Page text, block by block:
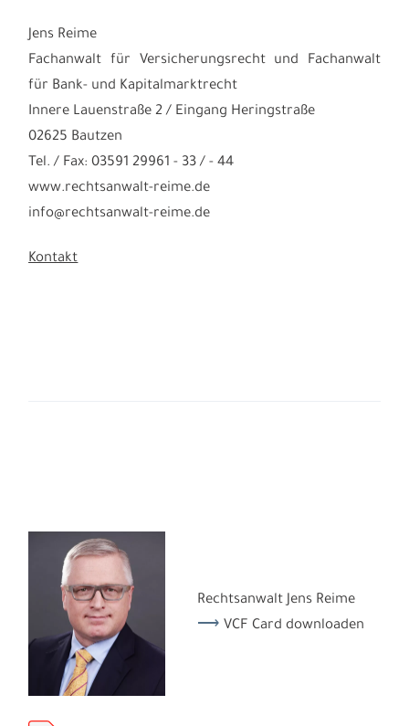
Jens Reime
Fachanwalt für Versicherungsrecht und Fachanwalt
für Bank- und Kapitalmarktrecht
Innere Lauenstraße 2 / Eingang Heringstraße
02625 Bautzen
Tel. / Fax: 03591 29961 - 33 / - 44
www.rechtsanwalt-reime.de
info@rechtsanwalt-reime.de
Kontakt
Rechtsanwalt Jens Reime
VCF Card downloaden